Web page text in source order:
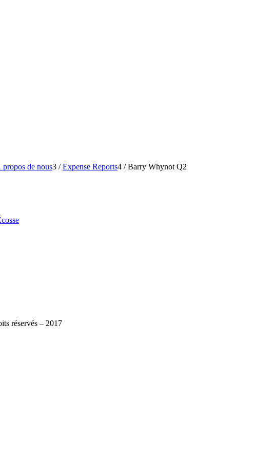
propos de nous3 / Expense Reports4 / Barry Whynot Q2
réservés – 2017